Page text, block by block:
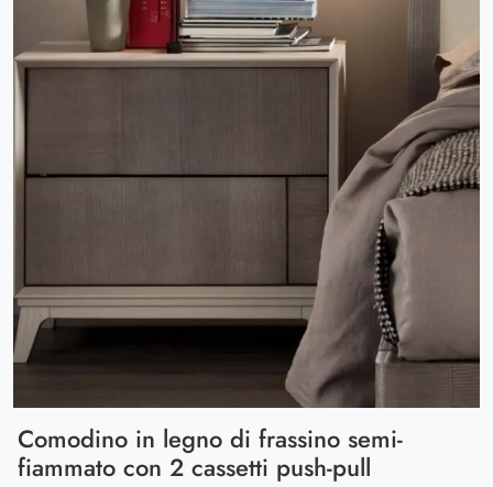
Comodino in legno di frassino semi-
fiammato con 2 cassetti push-pull